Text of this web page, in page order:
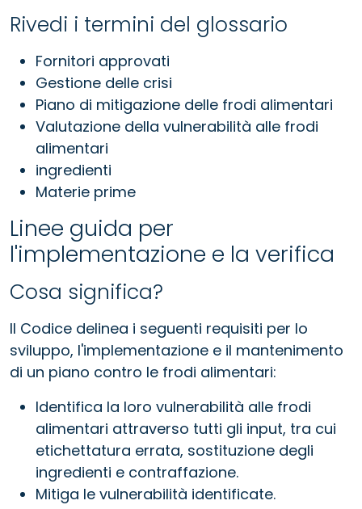
Rivedi i termini del glossario
Fornitori approvati
Gestione delle crisi
Piano di mitigazione delle frodi alimentari
Valutazione della vulnerabilità alle frodi
alimentari
ingredienti
Materie prime
Linee guida per
l'implementazione e la verifica
Cosa significa?
Il Codice delinea i seguenti requisiti per lo
sviluppo, l'implementazione e il mantenimento
di un piano contro le frodi alimentari:
Identifica la loro vulnerabilità alle frodi
alimentari attraverso tutti gli input, tra cui
etichettatura errata, sostituzione degli
ingredienti e contraffazione.
Mitiga le vulnerabilità identificate.